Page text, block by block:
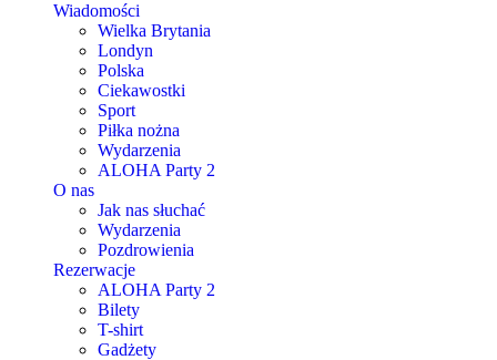
Wiadomości
Wielka Brytania
Londyn
Polska
Ciekawostki
Sport
Piłka nożna
Wydarzenia
ALOHA Party 2
O nas
Jak nas słuchać
Wydarzenia
Pozdrowienia
Rezerwacje
ALOHA Party 2
Bilety
T-shirt
Gadżety